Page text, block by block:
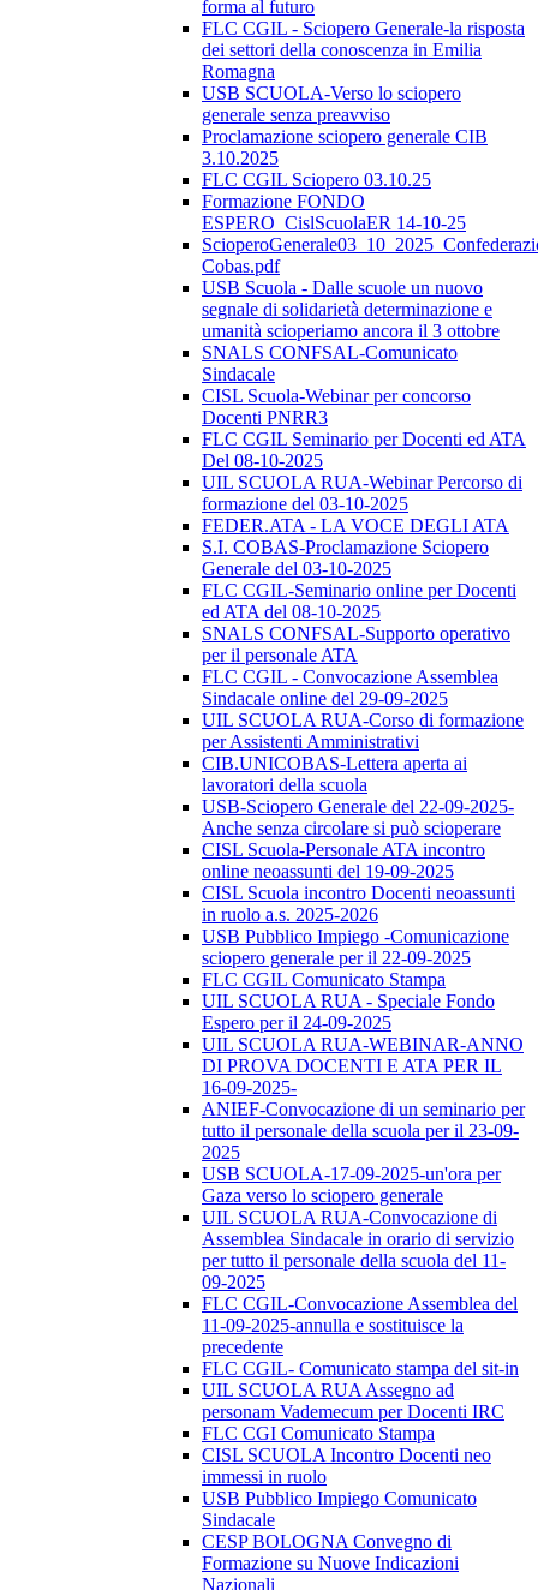
forma al futuro
FLC CGIL - Sciopero Generale-la risposta
dei settori della conoscenza in Emilia
Romagna
USB SCUOLA-Verso lo sciopero
generale senza preavviso
Proclamazione sciopero generale CIB
3.10.2025
FLC CGIL Sciopero 03.10.25
Formazione FONDO
ESPERO_CislScuolaER 14-10-25
Cobas.pdf
USB Scuola - Dalle scuole un nuovo
segnale di solidarietà determinazione e
umanità scioperiamo ancora il 3 ottobre
SNALS CONFSAL-Comunicato
Sindacale
CISL Scuola-Webinar per concorso
Docenti PNRR3
FLC CGIL Seminario per Docenti ed ATA
Del 08-10-2025
UIL SCUOLA RUA-Webinar Percorso di
formazione del 03-10-2025
FEDER.ATA - LA VOCE DEGLI ATA
S.I. COBAS-Proclamazione Sciopero
Generale del 03-10-2025
FLC CGIL-Seminario online per Docenti
ed ATA del 08-10-2025
SNALS CONFSAL-Supporto operativo
per il personale ATA
FLC CGIL - Convocazione Assemblea
Sindacale online del 29-09-2025
UIL SCUOLA RUA-Corso di formazione
per Assistenti Amministrativi
CIB.UNICOBAS-Lettera aperta ai
lavoratori della scuola
USB-Sciopero Generale del 22-09-2025-
Anche senza circolare si può scioperare
CISL Scuola-Personale ATA incontro
online neoassunti del 19-09-2025
CISL Scuola incontro Docenti neoassunti
in ruolo a.s. 2025-2026
USB Pubblico Impiego -Comunicazione
sciopero generale per il 22-09-2025
FLC CGIL Comunicato Stampa
UIL SCUOLA RUA - Speciale Fondo
Espero per il 24-09-2025
UIL SCUOLA RUA-WEBINAR-ANNO
DI PROVA DOCENTI E ATA PER IL
16-09-2025-
ANIEF-Convocazione di un seminario per
tutto il personale della scuola per il 23-09-
2025
USB SCUOLA-17-09-2025-un'ora per
Gaza verso lo sciopero generale
UIL SCUOLA RUA-Convocazione di
Assemblea Sindacale in orario di servizio
per tutto il personale della scuola del 11-
09-2025
FLC CGIL-Convocazione Assemblea del
11-09-2025-annulla e sostituisce la
precedente
FLC CGIL- Comunicato stampa del sit-in
UIL SCUOLA RUA Assegno ad
personam Vademecum per Docenti IRC
FLC CGI Comunicato Stampa
CISL SCUOLA Incontro Docenti neo
immessi in ruolo
USB Pubblico Impiego Comunicato
Sindacale
CESP BOLOGNA Convegno di
Formazione su Nuove Indicazioni
Nazionali